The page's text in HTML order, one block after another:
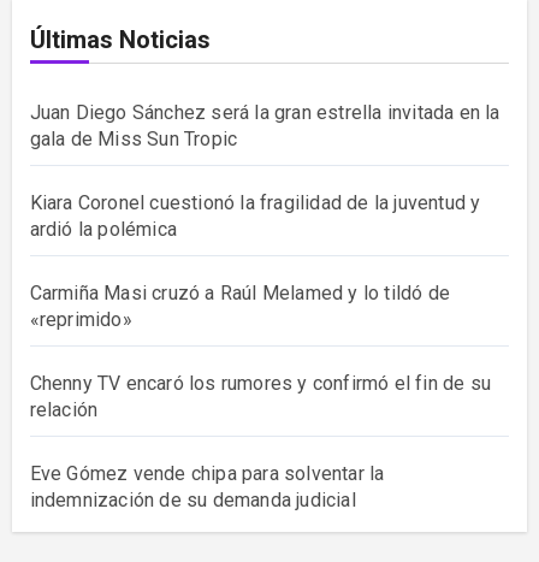
Últimas Noticias
Juan Diego Sánchez será la gran estrella invitada en la
gala de Miss Sun Tropic
Kiara Coronel cuestionó la fragilidad de la juventud y
ardió la polémica
Carmiña Masi cruzó a Raúl Melamed y lo tildó de
«reprimido»
Chenny TV encaró los rumores y confirmó el fin de su
relación
Eve Gómez vende chipa para solventar la
indemnización de su demanda judicial